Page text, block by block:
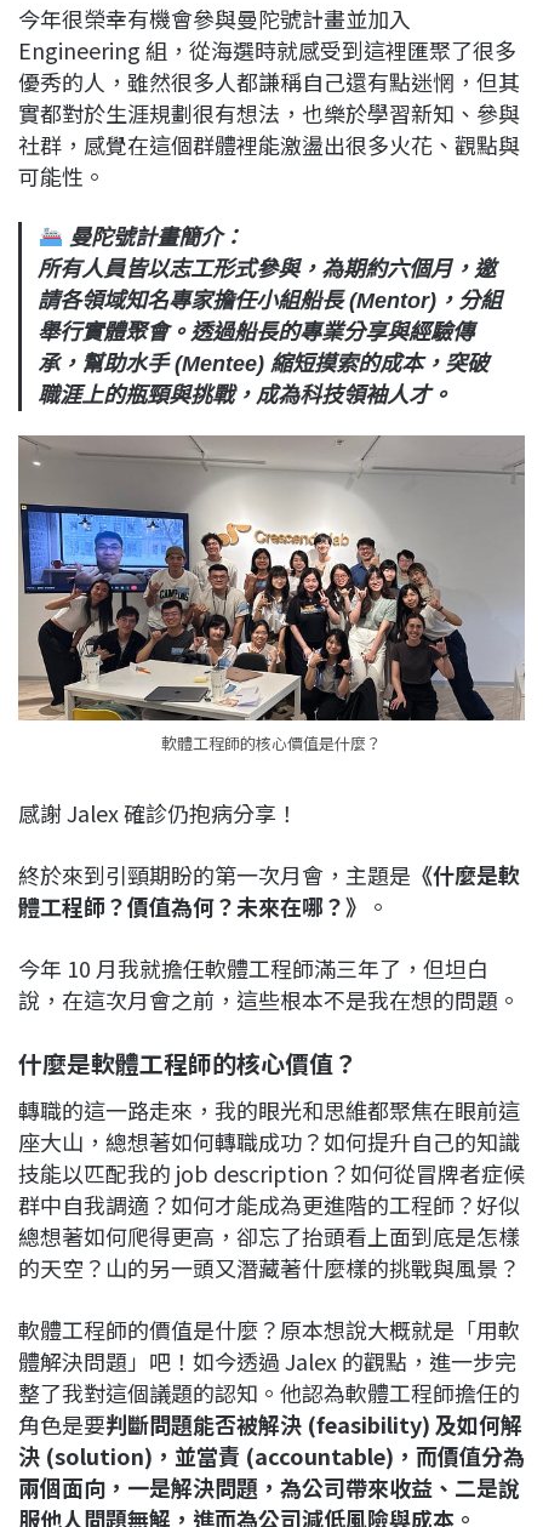
k
n
k
今年很榮幸有機會參與曼陀號計畫並加入
Engineering 組，從海選時就感受到這裡匯聚了很多
優秀的人，雖然很多人都謙稱自己還有點迷惘，但其
實都對於生涯規劃很有想法，也樂於學習新知、參與
社群，感覺在這個群體裡能激盪出很多火花、觀點與
可能性。
曼陀號計畫簡介：
所有人員皆以志工形式參與，為期約六個月，邀
請各領域知名專家擔任小組船長 (Mentor)，分組
舉行實體聚會。透過船長的專業分享與經驗傳
承，幫助水手 (Mentee) 縮短摸索的成本，突破
職涯上的瓶頸與挑戰，成為科技領袖人才。
軟體工程師的核心價值是什麼？
感謝 Jalex 確診仍抱病分享！
終於來到引頸期盼的第一次月會，主題是 《什麼是軟
體工程師？價值為何？未來在哪？》 。
今年 10 月我就擔任軟體工程師滿三年了，但坦白
說，在這次月會之前，這些根本不是我在想的問題。
什麼是軟體工程師的核心價值？
轉職的這一路走來，我的眼光和思維都聚焦在眼前這
座大山，總想著如何轉職成功？如何提升自己的知識
技能以匹配我的 job description？如何從冒牌者症候
群中自我調適？如何才能成為更進階的工程師？好似
總想著如何爬得更高，卻忘了抬頭看上面到底是怎樣
的天空？山的另一頭又潛藏著什麼樣的挑戰與風景？
軟體工程師的價值是什麼？原本想說大概就是「用軟
體解決問題」吧！如今透過 Jalex 的觀點，進一步完
整了我對這個議題的認知。他認為軟體工程師擔任的
角色是要判斷問題能否被解決 (feasibility) 及如何解
決 (solution)，並當責 (accountable)，而價值分為
兩個面向，一是解決問題，為公司帶來收益、二是說
服他人問題無解，進而為公司減低風險與成本。